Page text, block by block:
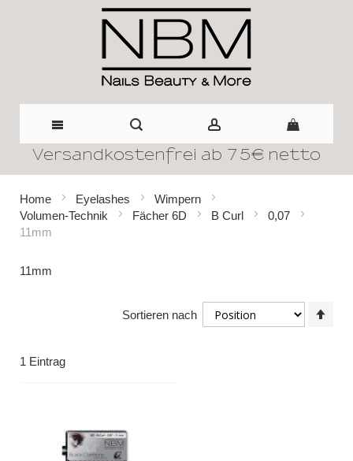
Direkt
Inhalt
Versandkostenfrei ab 75€ netto
Home Eyelashes
Wimpern
Volumen-Technik
Fächer 6D B Curl
0,07
11mm
11mm
1 Eintrag
Sortieren nach